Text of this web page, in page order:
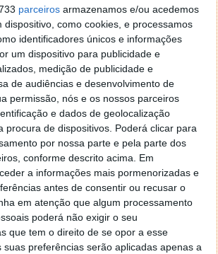
parceiros armazenamos e/ou acedemos
dispositivo, como cookies, e processamos
identificadores únicos e informações
um dispositivo para publicidade e
medição de publicidade e
de audiências e desenvolvimento de
permissão, nós e os nossos parceiros
e dados de geolocalização
procura de dispositivos. Poderá clicar para
por nossa parte e pela parte dos
conforme descrito acima. Em
a informações mais pormenorizadas e
antes de consentir ou recusar o
em atenção que algum processamento
poderá não exigir o seu
que tem o direito de se opor a esse
suas preferências serão aplicadas apenas a